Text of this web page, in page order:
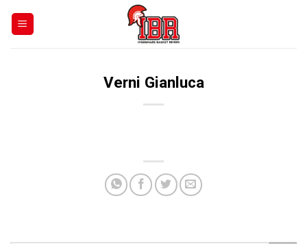
Verni Gianluca